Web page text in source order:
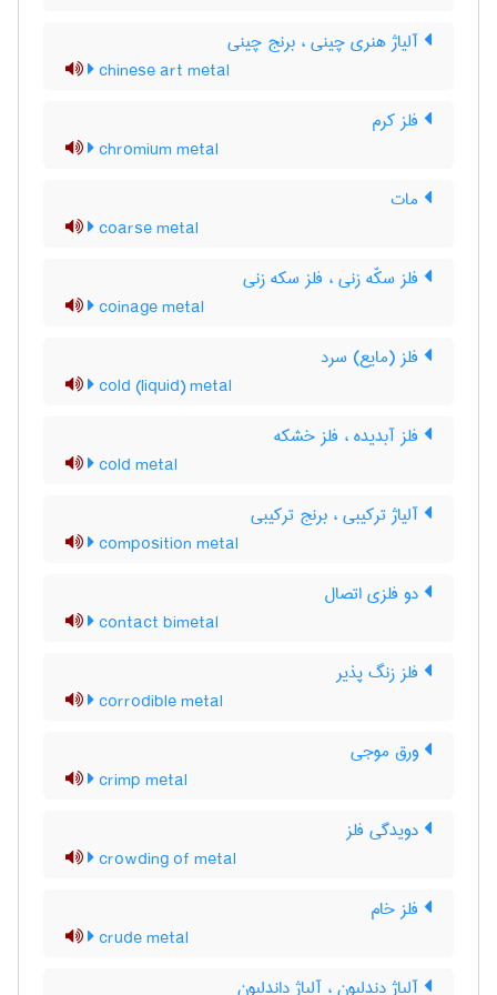
آلیاژ هنری چینی ، برنج چینی
chinese art metal
فلز کرم
chromium metal
مات
coarse metal
فلز سکّه زنی ، فلز سکه زنی
coinage metal
فلز (مایع) سرد
cold (liquid) metal
فلز آبدیده ، فلز خشکه
cold metal
آلیاژ ترکیبی ، برنج ترکیبی
composition metal
دو فلزی اتصال
contact bimetal
فلز زنگ پذیر
corrodible metal
ورق موجی
crimp metal
دویدگی فلز
crowding of metal
فلز خام
crude metal
آلیاژ دندلیون ، آلیاژ داندلیون